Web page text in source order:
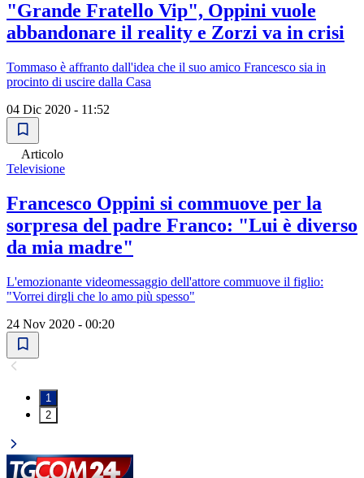
"Grande Fratello Vip", Oppini vuole
abbandonare il reality e Zorzi va in crisi
Tommaso è affranto dall'idea che il suo amico Francesco sia in
procinto di uscire dalla Casa
04 Dic 2020 - 11:52
Articolo
Televisione
Francesco Oppini si commuove per la
sorpresa del padre Franco: "Lui è diverso
da mia madre"
L'emozionante videomessaggio dell'attore commuove il figlio:
"Vorrei dirgli che lo amo più spesso"
24 Nov 2020 - 00:20
1
2